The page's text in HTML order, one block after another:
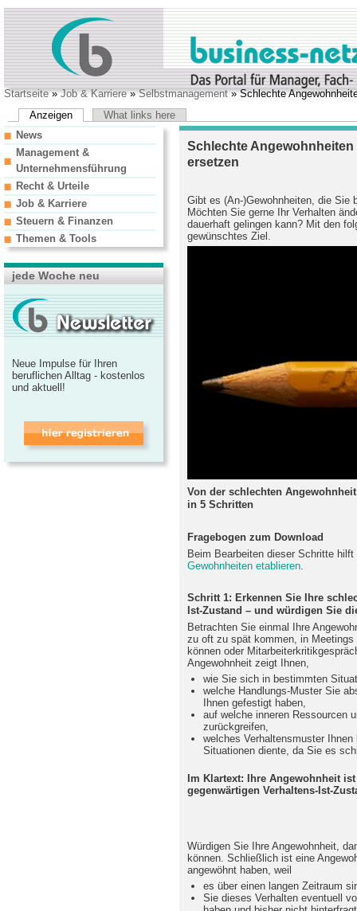
Startseite»Job & Karriere»Selbstmanagement» Schlechte
Anzeigen
What links here
Schlechte
ersetzen
Gibt es (An-)Gewohnheiten, die Sie
Möchten Sie gerne Ihr Verhalten
dauerhaft gelingen kann? Mit den
gewünschtes Ziel.
Von der schlechten
in 5 Schritten
Fragebogen zum Download
Beim Bearbeiten dieser Schritte
Gewohnheiten etablieren
Schritt 1: Erkennen Sie Ihre
Ist-Zustand – und würdigen Sie
Betrachten Sie einmal Ihre
zu oft zu spät kommen, in Meetings
können oder
Angewohnheit zeigt Ihnen,
wie Sie sich in bestimmten
welche Handlungs-Muster Sie
Ihnen gefestigt haben,
auf welche inneren Ressourcen
zurückgreifen,
welches Verhaltensmuster
Situationen diente, da Sie es
Im Klartext: Ihre Angewohnheit
gegenwärtigen Verhaltens-Ist-
Würdigen Sie Ihre Angewohnheit,
können. Schließlich ist eine
angewöhnt haben, weil
es über einen langen Zeitraum
Sie dieses Verhalten eventuell
News
Management &
Unternehmensführung
Recht & Urteile
Job & Karriere
Steuern & Finanzen
Themen & Tools
jede Woche neu
Neue Impulse für Ihren
beruflichen Alltag - kostenlos
und aktuell!